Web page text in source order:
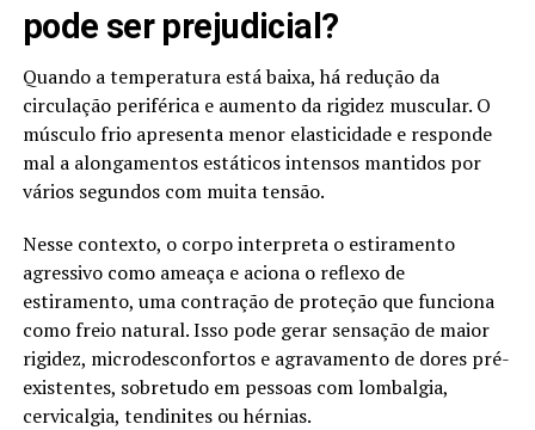
pode ser prejudicial?
Quando a temperatura está baixa, há redução da
circulação periférica e aumento da rigidez muscular. O
músculo frio apresenta menor elasticidade e responde
mal a alongamentos estáticos intensos mantidos por
vários segundos com muita tensão.
Nesse contexto, o corpo interpreta o estiramento
agressivo como ameaça e aciona o reflexo de
estiramento, uma contração de proteção que funciona
como freio natural. Isso pode gerar sensação de maior
rigidez, microdesconfortos e agravamento de dores pré-
existentes, sobretudo em pessoas com lombalgia,
cervicalgia, tendinites ou hérnias.